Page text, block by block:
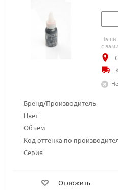
Бренд/Производитель
Цвет
Объем
Код оттенка по
Серия
Отложить
Наши
с